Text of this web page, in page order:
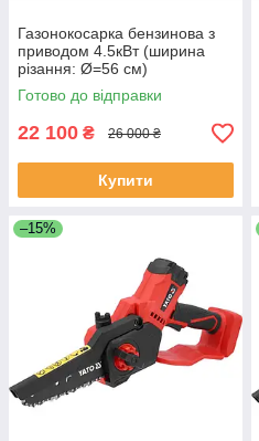
Газонокосарка бензинова з
приводом 4.5кВт (ширина
різання: Ø=56 см)
травозбірник 62л Yato YT-
85537
Готово до відправки
22 100 ₴ 26 000 ₴
Купити
–15%